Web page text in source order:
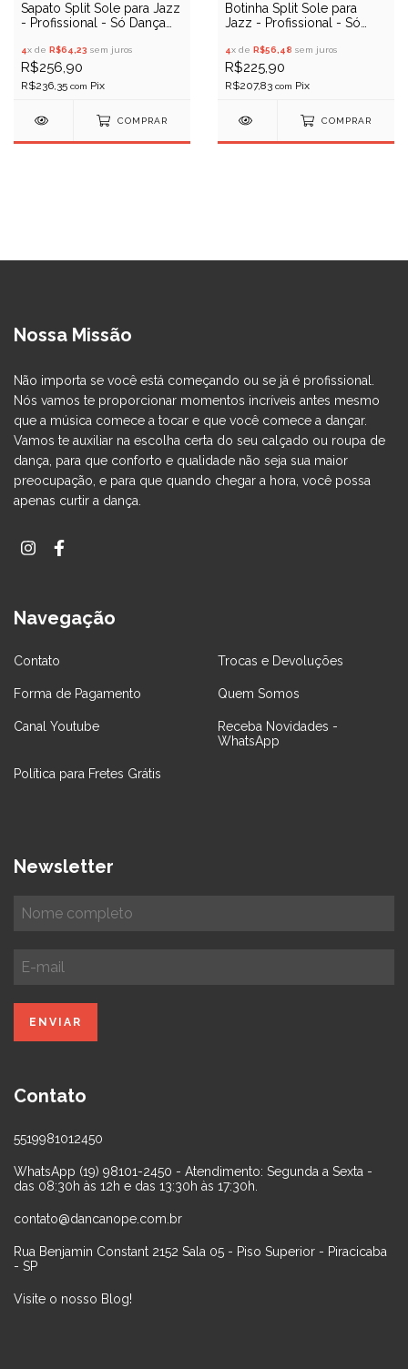
Sapato Split Sole para Jazz
- Profissional - Só Dança
4x de R$64,23 sem juros
R$256,90
R$236,35 com
COMPRAR
Botinha Split Sole para
Jazz - Profissional - Só
4x de R$56,48 sem juros
R$225,90
R$207,83 com
COMPRAR
Nossa Missão
Não importa se você está começando ou se já é profissional.
Nós vamos te proporcionar momentos incríveis antes mesmo
que a música comece a tocar e que você comece a dançar.
Vamos te auxiliar na escolha certa do seu calçado ou roupa de
dança, para que conforto e qualidade não seja sua maior
preocupação, e para que quando chegar a hora, você possa
apenas curtir a dança.
Navegação
Contato Trocas e Devoluções
Forma de Pagamento Quem Somos
Canal Youtube
Receba Novidades -
WhatsApp
Política para Fretes Grátis
Newsletter
Contato
5519981012450
WhatsApp (19) 98101-2450 - Atendimento: Segunda a Sexta -
das 08:30h às 12h e das 13:30h às 17:30h.
contato@dancanope.com.br
Rua Benjamin Constant 2152 Sala 05 - Piso Superior - Piracicaba
- SP
Visite o nosso Blog!